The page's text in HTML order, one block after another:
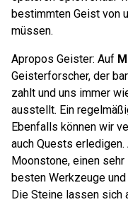
bestimmten Geist von
müssen.
Apropos Geister: Auf
Geisterforscher, der
zahlt und uns immer
ausstellt. Ein
Ebenfalls können wir
auch Quests
Moonstone, einen
besten Werkzeuge
Die Steine lassen sich